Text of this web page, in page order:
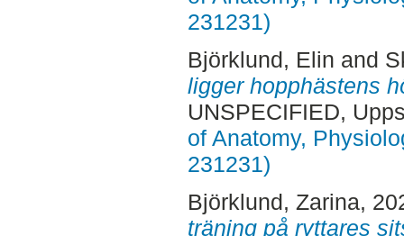
231231)
Björklund, Elin and
ligger hopphästens
UNSPECIFIED,
of Anatomy,
231231)
Björklund, Zarina,
träning på ryttares